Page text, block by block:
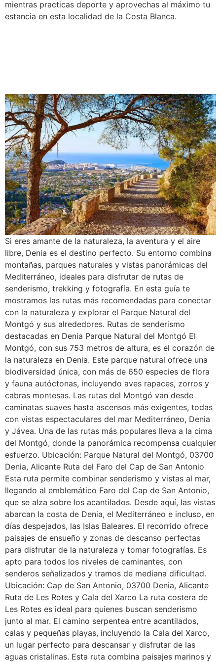
mientras practicas deporte y aprovechas al máximo tu
estancia en esta localidad de la Costa Blanca.
Si eres amante de la naturaleza, la aventura y el aire
libre, Denia es el destino perfecto. Su entorno combina
montañas, parques naturales y vistas panorámicas del
Mediterráneo, ideales para disfrutar de rutas de
senderismo, trekking y fotografía. En esta guía te
mostramos las rutas más recomendadas para conectar
con la naturaleza y explorar el Parque Natural del
Montgó y sus alrededores. Rutas de senderismo
destacadas en Denia Parque Natural del Montgó El
Montgó, con sus 753 metros de altura, es el corazón de
la naturaleza en Denia. Este parque natural ofrece una
biodiversidad única, con más de 650 especies de flora
y fauna autóctonas, incluyendo aves rapaces, zorros y
cabras montesas. Las rutas del Montgó van desde
caminatas suaves hasta ascensos más exigentes, todas
con vistas espectaculares del mar Mediterráneo, Denia
y Jávea. Una de las rutas más populares lleva a la cima
del Montgó, donde la panorámica recompensa cualquier
esfuerzo. Ubicación: Parque Natural del Montgó, 03700
Denia, Alicante Ruta del Faro del Cap de San Antonio
Esta ruta permite combinar senderismo y vistas al mar,
llegando al emblemático Faro del Cap de San Antonio,
que se alza sobre los acantilados. Desde aquí, las vistas
abarcan la costa de Denia, el Mediterráneo e incluso, en
días despejados, las Islas Baleares. El recorrido ofrece
paisajes de ensueño y zonas de descanso perfectas
para disfrutar de la naturaleza y tomar fotografías. Es
apto para todos los niveles de caminantes, con
senderos señalizados y tramos de mediana dificultad.
Ubicación: Cap de San Antonio, 03700 Denia, Alicante
Ruta de Les Rotes y Cala del Xarco La ruta costera de
Les Rotes es ideal para quienes buscan senderismo
junto al mar. El camino serpentea entre acantilados,
calas y pequeñas playas, incluyendo la Cala del Xarco,
un lugar perfecto para descansar y disfrutar de las
aguas cristalinas. Esta ruta combina paisajes marinos y